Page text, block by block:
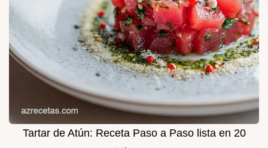
Tartar de Atún: Receta Paso a Paso lista en 20